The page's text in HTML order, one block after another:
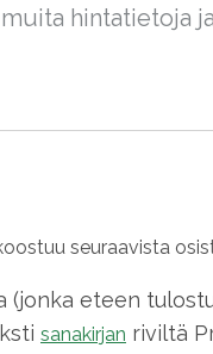
hintatietoja
seuraavista
(jonka eteen
sanakirjan riviltä